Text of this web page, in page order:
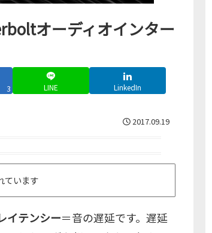
オーディオインター
3 LINE LinkedIn
2017.09.19
ています
イテンシー＝音の遅延です。遅延